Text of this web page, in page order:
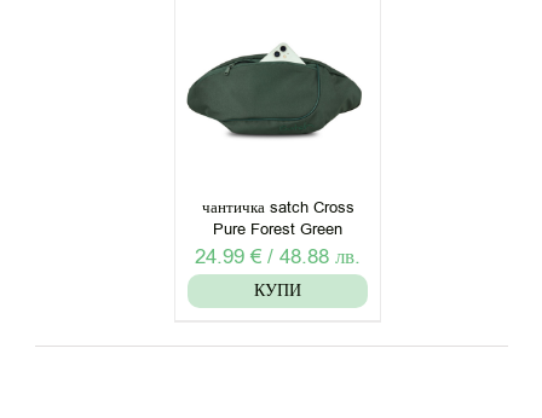
78.21лв..
чантичка satch Cross
Pure Forest Green
24.99 € / 48.88 лв.
КУПИ